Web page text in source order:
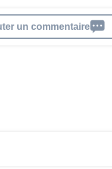
un commentaire